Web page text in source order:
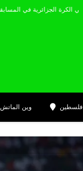
وين الماتش فلسطين